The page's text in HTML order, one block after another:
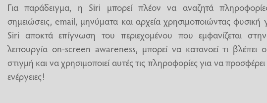
Για παράδειγμα, η Siri μπορεί πλέον να αναζητά
σημειώσεις, email, μηνύματα και αρχεία χρησιμοποιώντας
Siri αποκτά επίγνωση του περιεχομένου που εμφανίζεται
λειτουργία on-screen awareness, μπορεί να κατανοεί τι βλέπει
στιγμή και να χρησιμοποιεί αυτές τις πληροφορίες για να
ενέργειες!